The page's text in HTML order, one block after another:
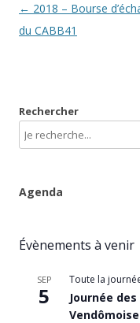
Navigation
des
← 2018 – Bourse
du CABB41
Rechercher
Agenda
Évènements à venir
SEP
5
Toute la
Journée
Vendômoise